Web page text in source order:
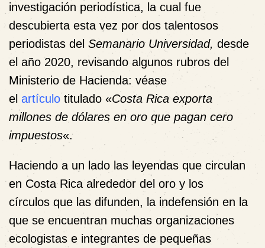
investigación periodística, la cual fue
descubierta esta vez por dos talentosos
periodistas del Semanario Universidad, desde
el año 2020, revisando algunos rubros del
Ministerio de Hacienda: véase
el artículo titulado «Costa Rica exporta
millones de dólares en oro que pagan cero
impuestos«.
Haciendo a un lado las leyendas que circulan
en Costa Rica alrededor del oro y los
círculos que las difunden, la indefensión en la
que se encuentran muchas organizaciones
ecologistas e integrantes de pequeñas